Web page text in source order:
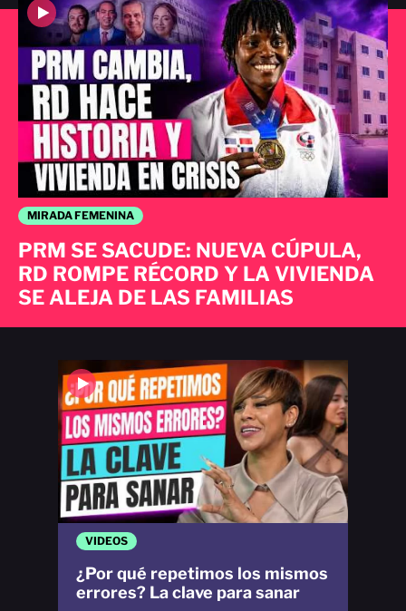
MIRADA FEMENINA
PRM SE SACUDE: NUEVA CÚPULA,
RD ROMPE RÉCORD Y LA VIVIENDA
SE ALEJA DE LAS FAMILIAS
VIDEOS
¿Por qué repetimos los mismos
errores? La clave para sanar